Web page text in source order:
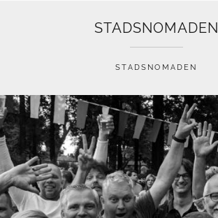
STADSNOMADEN
STADSNOMADEN